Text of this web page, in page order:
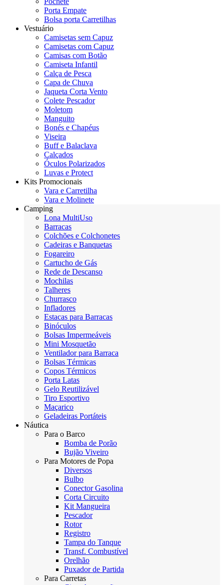
Porta Empate
Bolsa porta Carretilhas
Vestuário
Camisetas sem Capuz
Camisetas com Capuz
Camisas com Botão
Camiseta Infantil
Calça de Pesca
Capa de Chuva
Jaqueta Corta Vento
Colete Pescador
Moletom
Manguito
Bonés e Chapéus
Viseira
Buff e Balaclava
Calçados
Óculos Polarizados
Luvas e Protect
Kits Promocionais
Vara e Carretilha
Vara e Molinete
Camping
Lona MultiUso
Barracas
Colchões e Colchonetes
Cadeiras e Banquetas
Fogareiro
Cartucho de Gás
Rede de Descanso
Mochilas
Talheres
Churrasco
Infladores
Estacas para Barracas
Binóculos
Bolsas Impermeáveis
Mini Mosquetão
Ventilador para Barraca
Bolsas Térmicas
Copos Térmicos
Porta Latas
Gelo Reutilizável
Tiro Esportivo
Maçarico
Geladeiras Portáteis
Náutica
Para o Barco
Bomba de Porão
Bujão Viveiro
Para Motores de Popa
Diversos
Bulbo
Conector Gasolina
Corta Circuito
Kit Mangueira
Pescador
Rotor
Registro
Tampa do Tanque
Transf. Combustível
Orelhão
Puxador de Partida
Para Carretas